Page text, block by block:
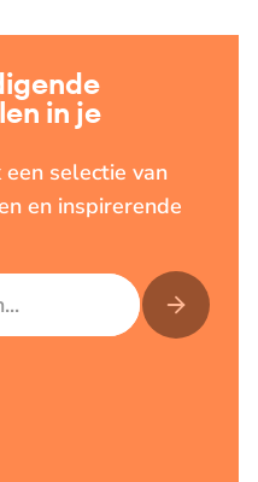
in je
selectie van
en inspirerende